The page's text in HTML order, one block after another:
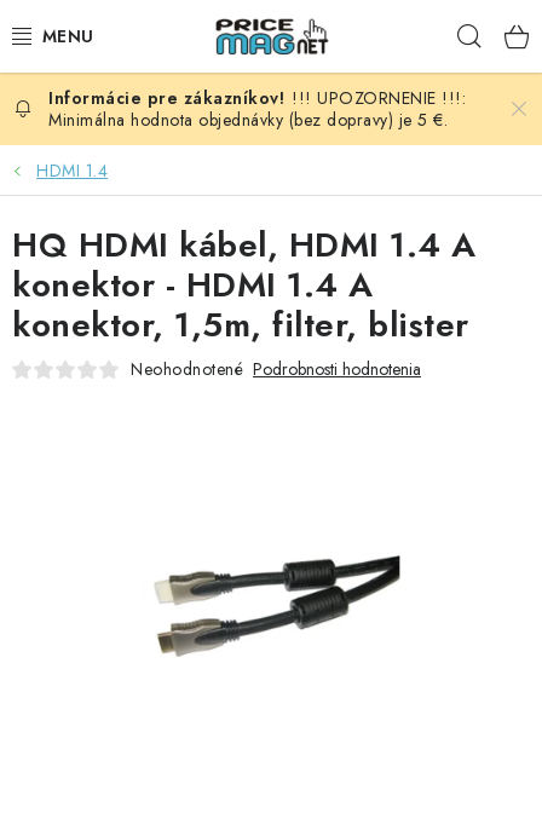
na
BATÉRIE
AUDIO - VIDEO
AUTO HI-FI
AUTOMOBIL
DOMÁCNOSŤ
KÁBLE A KONEKTORY
!!! UPOZORNENIE !!!:
Minimálna hodnota objednávky (bez dopravy) je 5 €.
HDMI 1.4
HQ HDMI kábel, HDMI 1.4 A
konektor - HDMI 1.4 A
konektor, 1,5m, filter, blister
Neohodnotené Podrobnosti hodnotenia